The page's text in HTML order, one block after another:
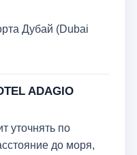
Дубай (Dubai
ADAGIO
уточнять по
до моря,